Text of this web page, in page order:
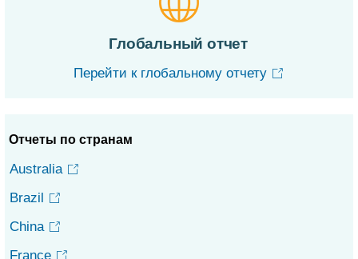
Глобальный отчет
Перейти к глобальному отчету
Отчеты по странам
Australia
Brazil
China
France